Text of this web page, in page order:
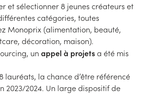
et sélectionner 8 jeunes créateurs et
catégories, toutes
Monoprix (alimentation, beauté,
décoration, maison).
un appel à projetsa été mis
lauréats, la chance d’être référencé
2023/2024. Un large dispositif de